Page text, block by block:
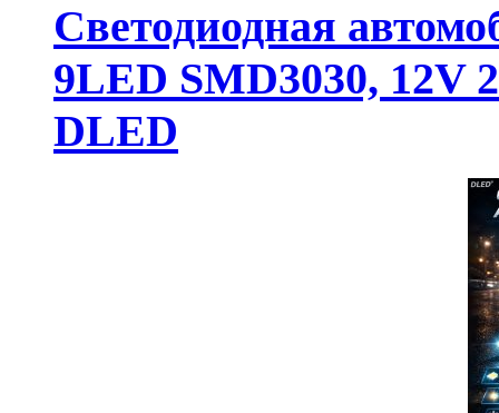
Светодиодная
9LED SMD3030, 12V
DLED